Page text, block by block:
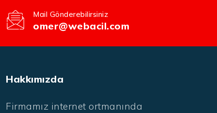
Mail Gönderebilirsiniz
omer@webacil.com
Hakkımızda
Firmamız internet ortmanında